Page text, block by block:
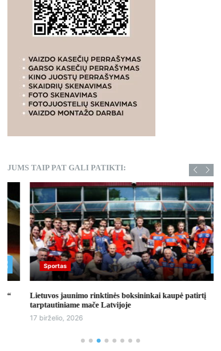
JUMS TAIP PAT GALI PATIKTI:
Sportas
Lietuvos jaunimo rinktinės boksininkai kaupė patirtį
tarptautiniame mače Latvijoje
17 birželio, 2026